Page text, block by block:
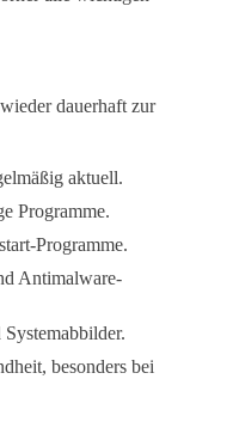
dauerhaft zur
aktuell.
Programme.
Programme.
Antimalware-
besonders bei